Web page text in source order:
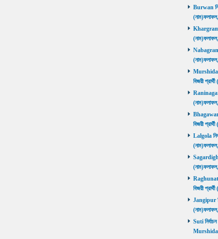
Burwan
Khargram
Nabagram
বিজয়ী
Raninagar
বিজয়ী
Lalgola
Sagardighi
বিজয়ী
Jangipur
Suti